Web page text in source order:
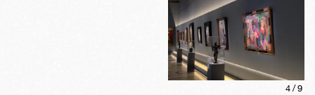
4 /9